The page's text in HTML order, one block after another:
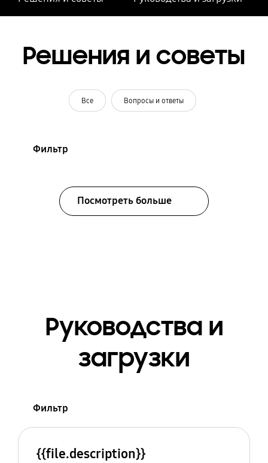
Решения и советы
Все Вопросы и ответы
Фильтр
Посмотреть больше
Руководства и
загрузки
Фильтр
{{file.description}}